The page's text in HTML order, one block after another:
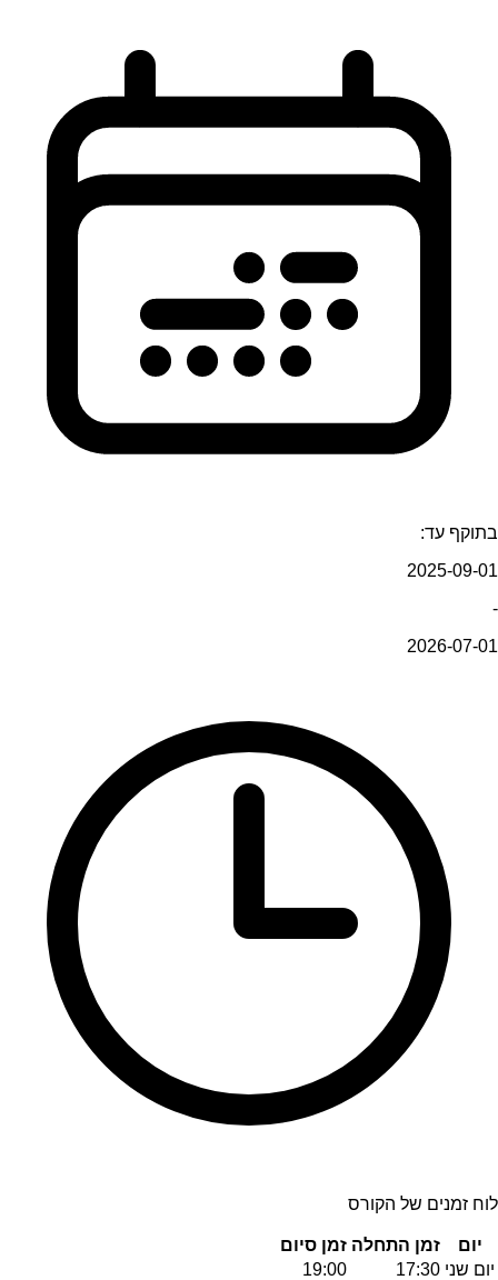
בתוקף עד:
2025-09-01
-
2026-07-01
לוח זמנים של הקורס
יום זמן התחלה זמן סיום
יום שני 17:30
19:00